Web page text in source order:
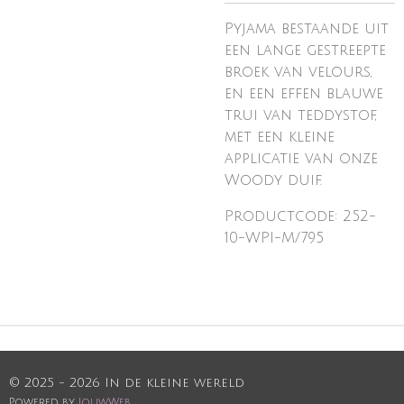
Pyjama bestaande uit
een lange gestreepte
broek van velours,
en een effen blauwe
trui van teddystof,
met een kleine
applicatie van onze
Woody duif.
Productcode: 252-
10-WPI-M/795
© 2025 - 2026 In de kleine wereld